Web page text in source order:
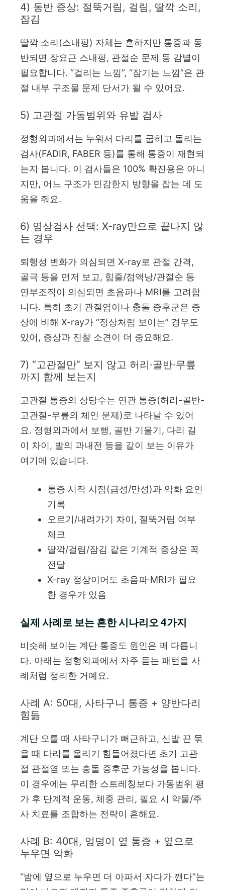
4) 동반 증상: 절뚝거림, 걸림, 딸깍 소리,
잠김
딸깍 소리(스내핑) 자체는 흔하지만 통증과 동
반되면 장요근 스내핑, 관절순 문제 등 감별이
필요합니다. “걸리는 느낌”, “잠기는 느낌”은 관
절 내부 구조물 문제 단서가 될 수 있어요.
5) 고관절 가동범위와 유발 검사
정형외과에서는 누워서 다리를 굽히고 돌리는
검사(FADIR, FABER 등)를 통해 통증이 재현되
는지 봅니다. 이 검사들은 100% 확진용은 아니
지만, 어느 구조가 민감한지 방향을 잡는 데 도
움을 줘요.
6) 영상검사 선택: X-ray만으로 끝나지 않
는 경우
퇴행성 변화가 의심되면 X-ray로 관절 간격,
골극 등을 먼저 보고, 힘줄/점액낭/관절순 등
연부조직이 의심되면 초음파나 MRI를 고려합
니다. 특히 초기 관절염이나 충돌 증후군은 증
상에 비해 X-ray가 “정상처럼 보이는” 경우도
있어, 증상과 진찰 소견이 더 중요해요.
7) “고관절만” 보지 않고 허리·골반·무릎
까지 함께 보는지
고관절 통증의 상당수는 연관 통증(허리-골반-
고관절-무릎의 체인 문제)로 나타날 수 있어
요. 정형외과에서 보행, 골반 기울기, 다리 길
이 차이, 발의 과내전 등을 같이 보는 이유가
여기에 있습니다.
통증 시작 시점(급성/만성)과 악화 요인
기록
오르기/내려가기 차이, 절뚝거림 여부
체크
딸깍/걸림/잠김 같은 기계적 증상은 꼭
전달
X-ray 정상이어도 초음파·MRI가 필요
한 경우가 있음
실제 사례로 보는 흔한 시나리오 4가지
비슷해 보이는 계단 통증도 원인은 꽤 다릅니
다. 아래는 정형외과에서 자주 듣는 패턴을 사
례처럼 정리한 거예요.
사례 A: 50대, 사타구니 통증 + 양반다리
힘듦
계단 오를 때 사타구니가 뻐근하고, 신발 끈 묶
을 때 다리를 올리기 힘들어졌다면 초기 고관
절 관절염 또는 충돌 증후군 가능성을 봅니다.
이 경우에는 무리한 스트레칭보다 가동범위 평
가 후 단계적 운동, 체중 관리, 필요 시 약물/주
사 치료를 조합하는 전략이 흔해요.
사례 B: 40대, 엉덩이 옆 통증 + 옆으로
누우면 악화
“밤에 옆으로 누우면 더 아파서 자다가 깬다”는